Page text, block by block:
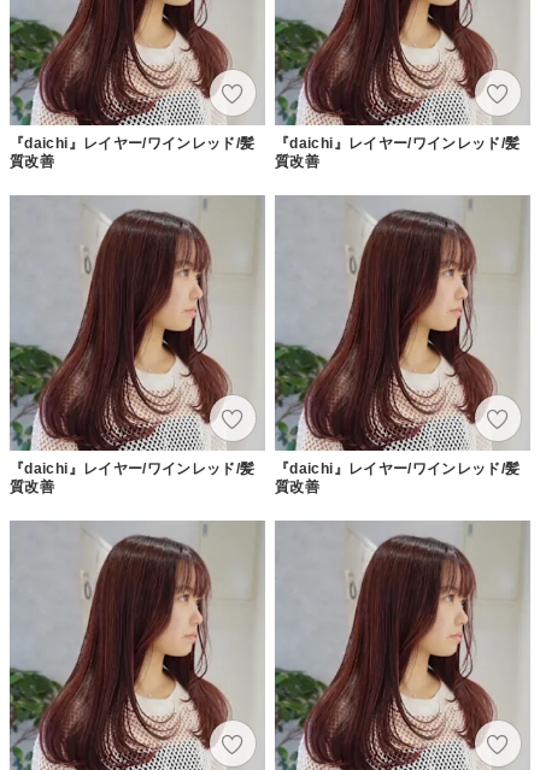
『daichi』レイヤー/ワインレッド/髪
質改善
『daichi』レイヤー/ワインレッド/髪
質改善
『daichi』レイヤー/ワインレッド/髪
質改善
『daichi』レイヤー/ワインレッド/髪
質改善